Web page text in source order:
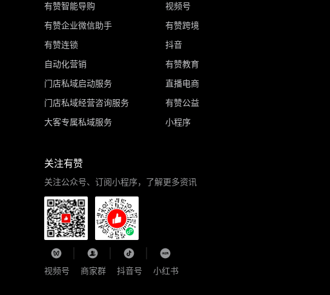
有赞智能导购
有赞企业微信助手
有赞连锁
自动化营销
门店私域启动服务
门店私域经营咨询服务
大客专属私域服务
视频号
有赞跨境
抖音
有赞教育
直播电商
有赞公益
小程序
关注有赞
关注公众号、订阅小程序，了解更多资讯
视频号 商家群 抖音号 小红书